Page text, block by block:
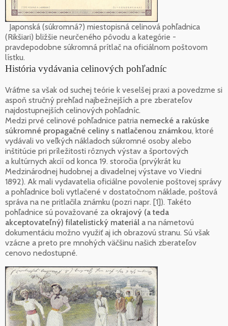
Japonská (súkromná?) miestopisná celinová pohľadnica
(Rikšiari) bližšie neurčeného pôvodu a kategórie -
pravdepodobne súkromná prítlač na oficiálnom poštovom
lístku.
História vydávania celinových pohľadníc
Vráťme sa však od suchej teórie k veselšej praxi a povedzme si
aspoň stručný prehľad najbežnejších a pre zberateľov
najdostupnejších celinových pohľadníc.
Medzi prvé celinové pohľadnice patria nemecké a rakúske
súkromné propagačné celiny s natlačenou známkou, ktoré
vydávali vo veľkých nákladoch súkromné osoby alebo
inštitúcie pri príležitosti rôznych výstav a športových
a kultúrnych akcií od konca 19. storočia (prvýkrát ku
Medzinárodnej hudobnej a divadelnej výstave vo Viedni
1892). Ak mali vydavatelia oficiálne povolenie poštovej správy
a pohľadnice boli vytlačené v dostatočnom náklade, poštová
správa na ne pritlačila známku (pozri napr. [1]). Takéto
pohľadnice sú považované za okrajový (a teda
akceptovateľný) filatelistický materiál a na námetovú
dokumentáciu možno využiť aj ich obrazovú stranu. Sú však
vzácne a preto pre mnohých väčšinu našich zberateľov
cenovo nedostupné.